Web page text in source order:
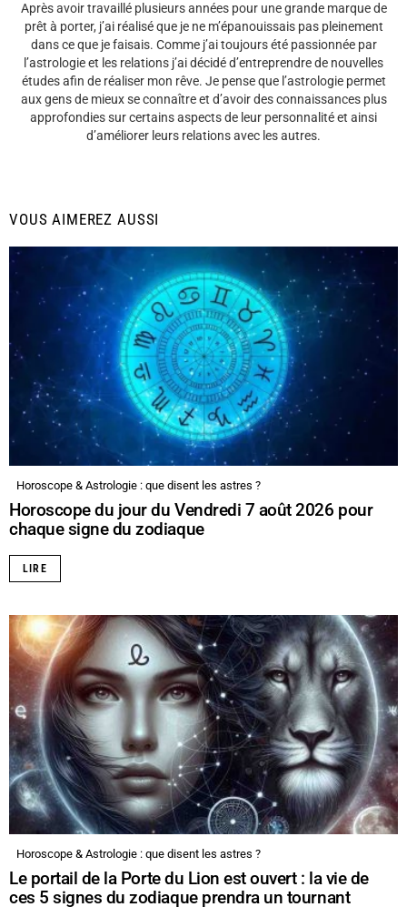
Après avoir travaillé plusieurs années pour une grande marque de
prêt à porter, j’ai réalisé que je ne m’épanouissais pas pleinement
dans ce que je faisais. Comme j’ai toujours été passionnée par
l’astrologie et les relations j’ai décidé d’entreprendre de nouvelles
études afin de réaliser mon rêve. Je pense que l’astrologie permet
aux gens de mieux se connaître et d’avoir des connaissances plus
approfondies sur certains aspects de leur personnalité et ainsi
d’améliorer leurs relations avec les autres.
VOUS AIMEREZ AUSSI
Horoscope & Astrologie : que disent les astres ?
Horoscope du jour du Vendredi 7 août 2026 pour
chaque signe du zodiaque
LIRE
Horoscope & Astrologie : que disent les astres ?
Le portail de la Porte du Lion est ouvert : la vie de
ces 5 signes du zodiaque prendra un tournant